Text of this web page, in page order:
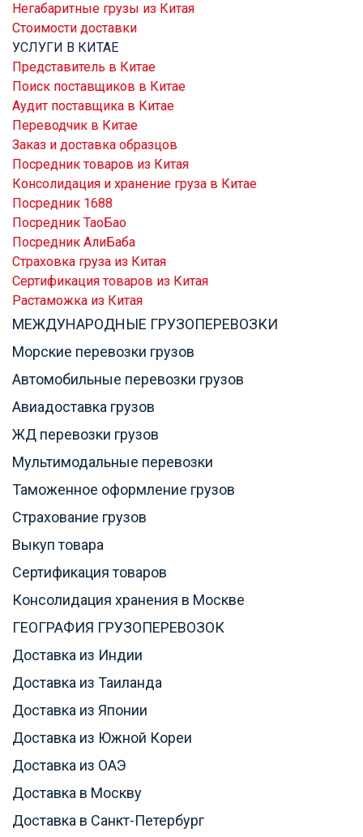
Негабаритные грузы из Китая
Стоимости доставки
УСЛУГИ В КИТАЕ
Представитель в Китае
Поиск поставщиков в Китае
Аудит поставщика в Китае
Переводчик в Китае
Заказ и доставка образцов
Посредник товаров из Китая
Консолидация и хранение груза в Китае
Посредник 1688
Посредник ТаоБао
Посредник АлиБаба
Страховка груза из Китая
Сертификация товаров из Китая
Растаможка из Китая
МЕЖДУНАРОДНЫЕ ГРУЗОПЕРЕВОЗКИ
Морские перевозки грузов
Автомобильные перевозки грузов
Авиадоставка грузов
ЖД перевозки грузов
Мультимодальные перевозки
Таможенное оформление грузов
Страхование грузов
Выкуп товара
Сертификация товаров
Консолидация хранения в Москве
ГЕОГРАФИЯ ГРУЗОПЕРЕВОЗОК
Доставка из Индии
Доставка из Таиланда
Доставка из Японии
Доставка из Южной Кореи
Доставка из ОАЭ
Доставка в Москву
Доставка в Санкт-Петербург